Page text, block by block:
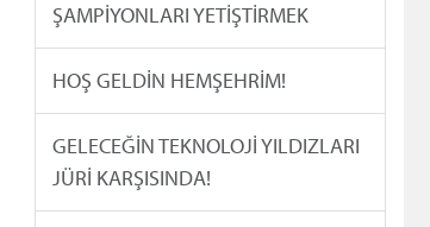
ŞAMPİYONLARI YETİŞTİRMEK
HOŞ GELDİN HEMŞEHRİM!
GELECEĞİN TEKNOLOJİ YILDIZLARI
JÜRİ KARŞISINDA!